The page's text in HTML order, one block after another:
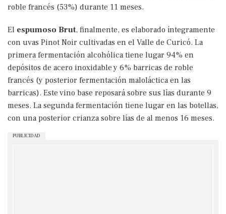
roble francés (53%) durante 11 meses.
El espumoso Brut, finalmente, es elaborado íntegramente
con uvas Pinot Noir cultivadas en el Valle de Curicó. La
primera fermentación alcohólica tiene lugar 94% en
depósitos de acero inoxidable y 6% barricas de roble
francés (y posterior fermentación maloláctica en las
barricas). Este vino base reposará sobre sus lías durante 9
meses. La segunda fermentación tiene lugar en las botellas,
con una posterior crianza sobre lías de al menos 16 meses.
PUBLICIDAD